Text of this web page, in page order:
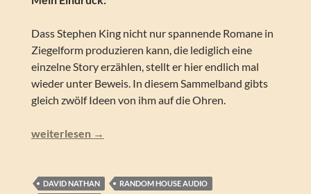
Dass Stephen King nicht nur spannende Romane in
Ziegelform produzieren kann, die lediglich eine
einzelne Story erzählen, stellt er hier endlich mal
wieder unter Beweis. In diesem Sammelband gibts
gleich zwölf Ideen von ihm auf die Ohren.
Stephen King – Ihr wollt es dunkler (Lesung)
weiterlesen →
DAVID NATHAN
RANDOM HOUSE AUDIO